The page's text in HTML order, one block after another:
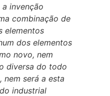
invenção
combinação de
elementos
dos elementos
novo, nem
diversa do todo
nem será a esta
industrial